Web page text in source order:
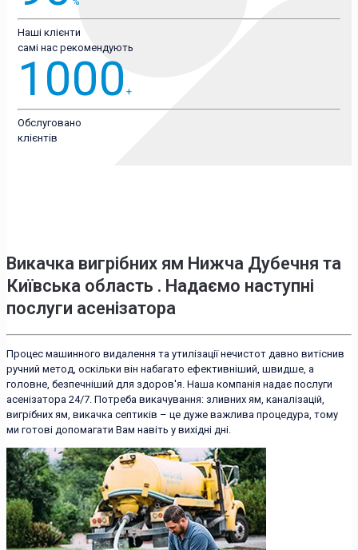
Наші клієнти
самі нас рекомендують
1000 +
Обслуговано
клієнтів
Викачка вигрібних ям Нижча Дубечня та
Київська область . Надаємо наступні
послуги асенізатора
Процес машинного видалення та утилізації нечистот давно витіснив
ручний метод, оскільки він набагато ефективніший, швидше, а
головне, безпечніший для здоров'я. Наша компанія надає послуги
асенізатора 24/7. Потреба викачування: зливних ям, каналізацій,
вигрібних ям, викачка септиків – це дуже важлива процедура, тому
ми готові допомагати Вам навіть у вихідні дні.